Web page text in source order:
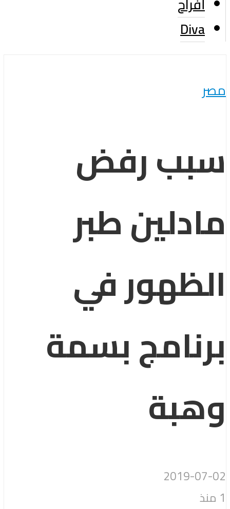
Diva
مصر
سبب رفض
مادلين طبر
الظهور في
برنامج بسمة
وهبة
2019-07-02
1 منذ